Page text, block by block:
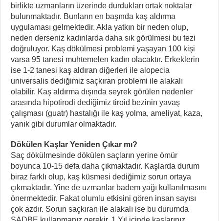
birlikte uzmanların üzerinde durdukları ortak noktalar
bulunmaktadır. Bunların en başında kaş aldırma
uygulaması gelmektedir. Akla yatkın bir neden olup,
neden derseniz kadınlarda daha sık görülmesi bu tezi
doğruluyor. Kaş dökülmesi problemi yaşayan 100 kişi
varsa 95 tanesi muhtemelen kadın olacaktır. Erkeklerin
ise 1-2 tanesi kaş aldıran diğerleri ile alopecia
universalis dediğimiz saçkıran problemi ile alakalı
olabilir. Kaş aldırma dışında seyrek görülen nedenler
arasında hipotirodi dediğimiz tiroid bezinin yavaş
çalışması (guatr) hastalığı ile kaş yolma, ameliyat, kaza,
yanık gibi durumlar olmaktadır.
Dökülen Kaşlar Yeniden Çıkar mı?
Saç dökülmesinde dökülen saçların yerine ömür
boyunca 10-15 defa daha çıkmaktadır. Kaşlarda durum
biraz farklı olup, kaş küsmesi dediğimiz sorun ortaya
çıkmaktadır. Yine de uzmanlar badem yağı kullanılmasını
önermektedir. Fakat olumlu etkisini gören insan sayısı
çok azdır. Sorun saçkıran ile alakalı ise bu durumda